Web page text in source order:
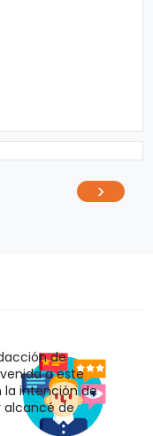
›
de
a este
la intención de
alcancé de